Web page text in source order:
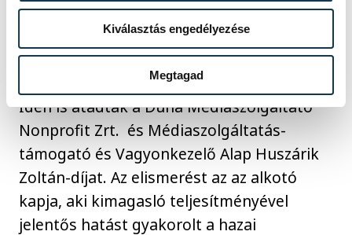
Kiválasztás engedélyezése
Megtagad
Idén is átadták a Duna Médiaszolgáltató
Nonprofit Zrt. és Médiaszolgáltatás-
támogató és Vagyonkezelő Alap Huszárik
Zoltán-díjat. Az elismerést az az alkotó
kapja, aki kimagasló teljesítményével
jelentős hatást gyakorolt a hazai